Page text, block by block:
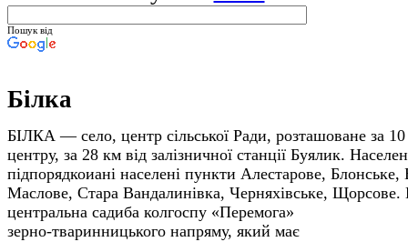
Пошук від
Білка
БІЛКА — село, центр сільської Ради, розташоване за
центру, за 28 км від залізничної станції Буялик.
підпорядкоиані населені пункти Алестарове,
Маслове, Стара Вандалинівка, Черняхівське, Щорсове.
центральна садиба колгоспу «Перемога»
зерно-тваринницького напряму, який має